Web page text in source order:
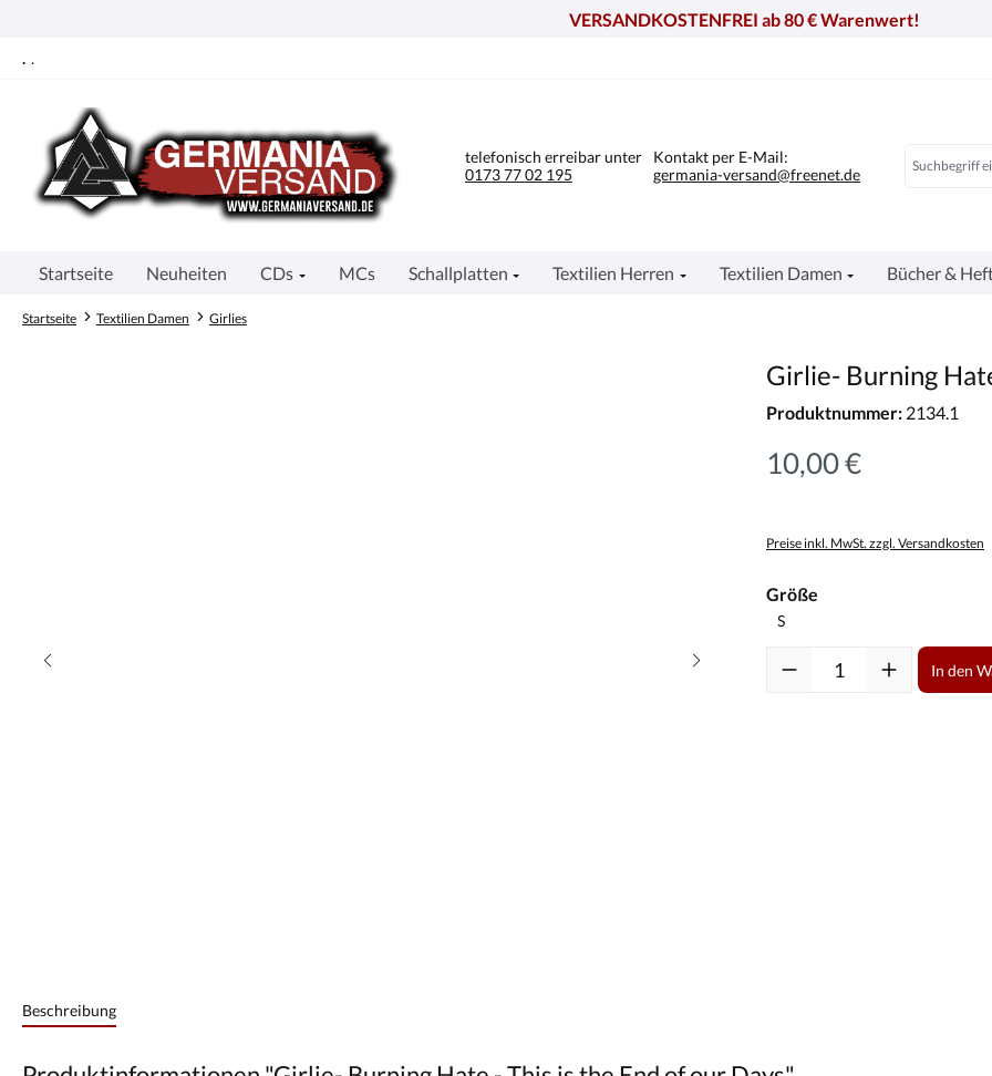
VERSANDKOSTENFREI ab 80 € Warenwert!
. .
telefonisch erreibar unter
0173 77 02 195
Kontakt per E-Mail:
germania-versand@freenet.de
Startseite Neuheiten CDs MCs Schallplatten Textilien Herren Textilien Damen Bücher &
Startseite Textilien Damen Girlies
Girlie- Burning
Produktnummer: 2134.1
10,00 €
Preise inkl. MwSt. zzgl. Versandkosten
Größe
Produkt Anzahl: Gib den
In den
Beschreibung